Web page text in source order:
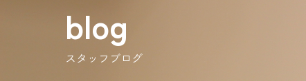
blog
スタッフブログ